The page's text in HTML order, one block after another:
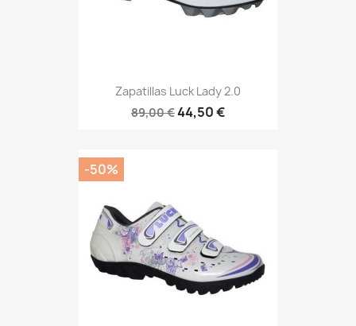
Zapatillas Luck Lady 2.0
89,00 €44,50 €
-50%